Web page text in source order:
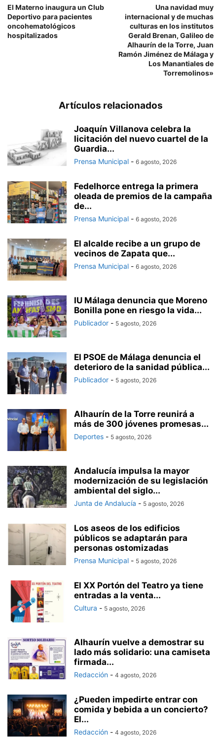
El Materno inaugura un Club
Deportivo para pacientes
oncohematológicos
hospitalizados
Una navidad muy
internacional y de muchas
culturas en los institutos
Gerald Brenan, Galileo de
Alhaurín de la Torre, Juan
Ramón Jiménez de Málaga y
Los Manantiales de
Torremolinos»
Artículos relacionados
Joaquín Villanova celebra la
licitación del nuevo cuartel de la
Guardia...
Prensa Municipal - 6 agosto, 2026
Fedelhorce entrega la primera
oleada de premios de la campaña
de...
Prensa Municipal - 6 agosto, 2026
El alcalde recibe a un grupo de
vecinos de Zapata que...
Prensa Municipal - 6 agosto, 2026
IU Málaga denuncia que Moreno
Bonilla pone en riesgo la vida...
Publicador - 5 agosto, 2026
El PSOE de Málaga denuncia el
deterioro de la sanidad pública...
Publicador - 5 agosto, 2026
Alhaurín de la Torre reunirá a
más de 300 jóvenes promesas...
Deportes - 5 agosto, 2026
Andalucía impulsa la mayor
modernización de su legislación
ambiental del siglo...
Junta de Andalucía - 5 agosto, 2026
Los aseos de los edificios
públicos se adaptarán para
personas ostomizadas
Prensa Municipal - 5 agosto, 2026
El XX Portón del Teatro ya tiene
entradas a la venta...
Cultura - 5 agosto, 2026
Alhaurín vuelve a demostrar su
lado más solidario: una camiseta
firmada...
Redacción - 4 agosto, 2026
¿Pueden impedirte entrar con
comida y bebida a un concierto?
El...
Redacción - 4 agosto, 2026